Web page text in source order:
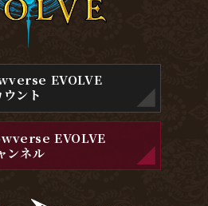
EVOLVE
ント
EVOLVE
ンネル